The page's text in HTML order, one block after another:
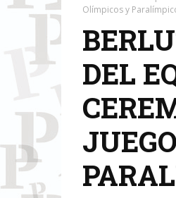
Olímpicos y
DEL